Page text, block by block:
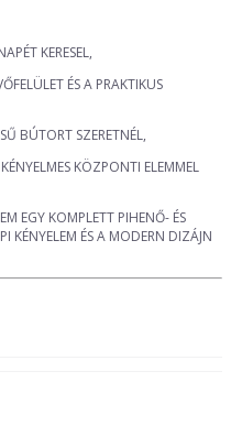
KERESEL,
ÉS A PRAKTIKUS
BÚTORT SZERETNÉL,
KÖZPONTI ELEMMEL
EGY KOMPLETT PIHENŐ- ÉS
KÉNYELEM ÉS A MODERN DIZÁJN